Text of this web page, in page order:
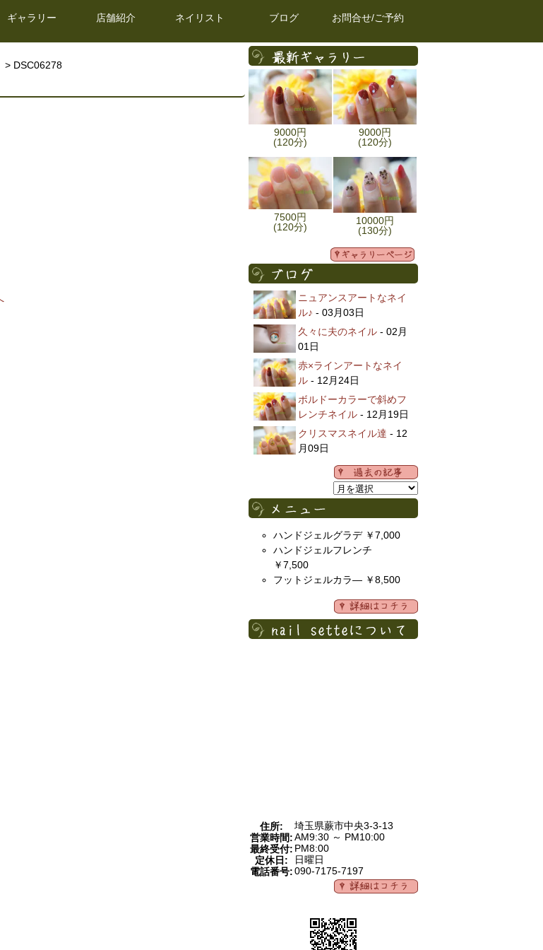
ギャラリー 店舗紹介 ネイリスト ブログ お問合せ/ご予約
> DSC06278
9000円
(120分)
9000円
(120分)
7500円
(120分)
10000円
(130分)
ニュアンスアートなネイ
ル♪ - 03月03日
久々に夫のネイル - 02月
01日
赤×ラインアートなネイ
ル - 12月24日
ボルドーカラーで斜めフ
レンチネイル - 12月19日
クリスマスネイル達 - 12
月09日
ハンドジェルグラデ ￥7,000
ハンドジェルフレンチ
￥7,500
フットジェルカラ― ￥8,500
住所:
埼玉県蕨市中央3-3-13
営業時間:AM9:30 ～ PM10:00
最終受付: PM8:00
定休日:
日曜日
電話番号:090-7175-7197